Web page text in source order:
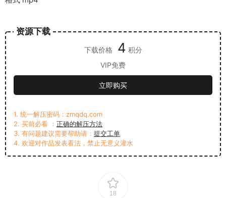
资源下载
下载价格 4 积分
VIP免费
立即购买
1. 统一解压密码：zmqdq.com
2. 买前必看 ： 正确的解压方法
3. 有问题建议需要帮助请： 提交工单
4. 欢迎对作品发表看法，禁止无意义灌水
18